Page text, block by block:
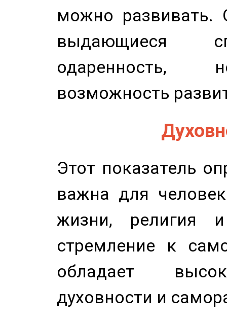
можно развивать.
выдающиеся
одаренность,
возможность
Этот показатель
важна для
жизни, религия
стремление к
обладает
духовности и